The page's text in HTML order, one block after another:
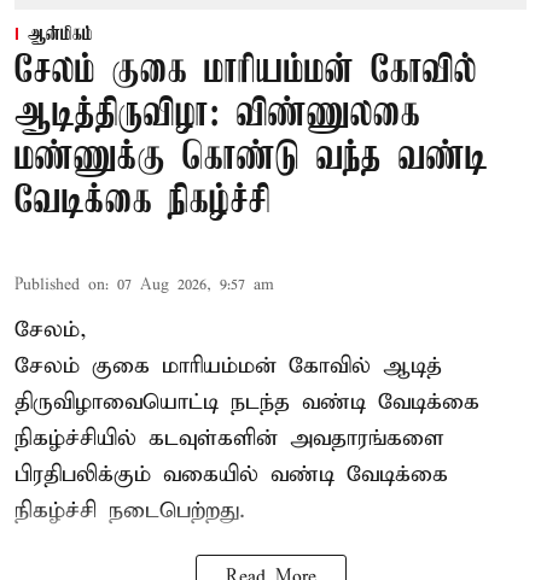
ஆன்மிகம்
சேலம் குகை மாரியம்மன் கோவில்
ஆடித்திருவிழா: விண்ணுலகை
மண்ணுக்கு கொண்டு வந்த வண்டி
வேடிக்கை நிகழ்ச்சி
Published on: 07 Aug 2026, 9:57 am
சேலம்,
சேலம் குகை மாரியம்மன் கோவில் ஆடித்
திருவிழாவையொட்டி நடந்த வண்டி வேடிக்கை
நிகழ்ச்சியில் கடவுள்களின் அவதாரங்களை
பிரதிபலிக்கும் வகையில் வண்டி வேடிக்கை
நிகழ்ச்சி நடைபெற்றது.